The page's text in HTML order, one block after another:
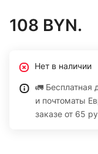
108 BYN.
Нет в наличии
🚛 Бесплатная
и почтоматы
заказе от 65